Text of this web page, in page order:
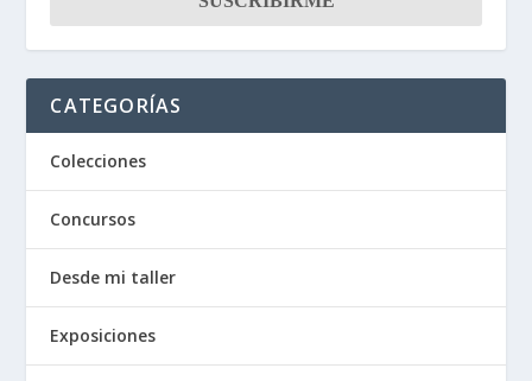
CATEGORÍAS
Colecciones
Concursos
Desde mi taller
Exposiciones